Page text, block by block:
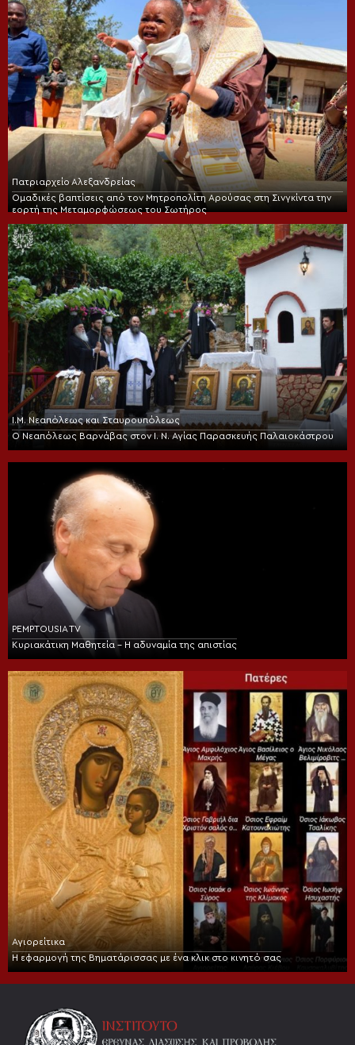
Πατριαρχείο Αλεξανδρείας
Ομαδικές βαπτίσεις από τον Μητροπολίτη Αρούσας στη Σινγκίντα την
εορτή της Μεταμορφώσεως του Σωτήρος
Ι.Μ. Νεαπόλεως και Σταυρουπόλεως
Ο Νεαπόλεως Βαρνάβας στον Ι. Ν. Αγίας Παρασκευής Παλαιοκάστρου
PEMPTOUSIA TV
Κυριακάτικη Μαθητεία – Η αδυναμία της απιστίας
Αγιορείτικα
Η εφαρμογή της Βηματάρισσας με ένα κλικ στο κινητό σας